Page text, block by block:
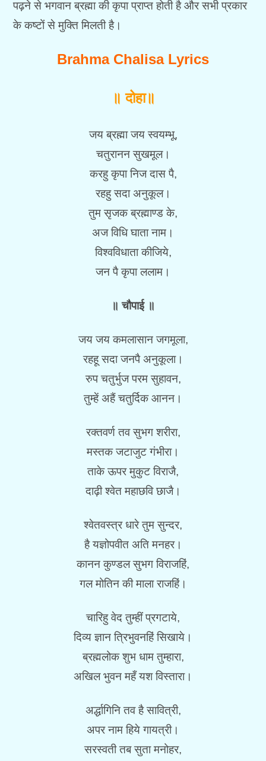
पढ़ने से भगवान ब्रह्मा की कृपा प्राप्त होती है और सभी प्रकार
के कष्टों से मुक्ति मिलती है।
Brahma Chalisa Lyrics
॥ दोहा॥
जय ब्रह्मा जय स्वयम्भू,
चतुरानन सुखमूल।
करहु कृपा निज दास पै,
रहहु सदा अनुकूल।
तुम सृजक ब्रह्माण्ड के,
अज विधि घाता नाम।
विश्वविधाता कीजिये,
जन पै कृपा ललाम।
॥ चौपाई ॥
जय जय कमलासान जगमूला,
रहहू सदा जनपै अनुकूला।
रुप चतुर्भुज परम सुहावन,
तुम्हें अहैं चतुर्दिक आनन।
रक्तवर्ण तव सुभग शरीरा,
मस्तक जटाजुट गंभीरा।
ताके ऊपर मुकुट विराजै,
दाढ़ी श्वेत महाछवि छाजै।
श्वेतवस्त्र धारे तुम सुन्दर,
है यज्ञोपवीत अति मनहर।
कानन कुण्डल सुभग विराजहिं,
गल मोतिन की माला राजहिं।
चारिहु वेद तुम्हीं प्रगटाये,
दिव्य ज्ञान त्रिभुवनहिं सिखाये।
ब्रह्मलोक शुभ धाम तुम्हारा,
अखिल भुवन महँ यश विस्तारा।
अर्द्धागिनि तव है सावित्री,
अपर नाम हिये गायत्री।
सरस्वती तब सुता मनोहर,